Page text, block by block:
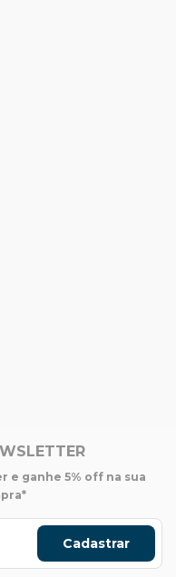
e ganhe 5% off na sua
Cadastrar